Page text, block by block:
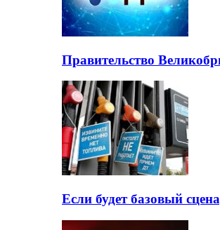
Правительство
Если будет базовый